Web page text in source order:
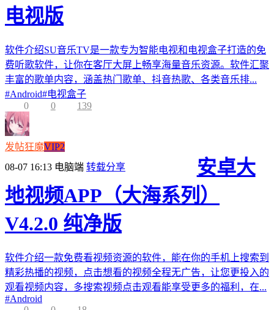
电视版
软件介绍SU音乐TV是一款专为智能电视和电视盒子打造的免
费听歌软件，让你在客厅大屏上畅享海量音乐资源。软件汇聚
丰富的歌单内容，涵盖热门歌单、抖音热歌、各类音乐排...
#Android#电视盒子
0
0 139
发帖狂魔VIP2
08-07 16:13 电脑端 转载分享
安卓大
地视频APP（大海系列）
V4.2.0 纯净版
软件介绍一款免费看视频资源的软件，能在你的手机上搜索到
精彩热播的视频，点击想看的视频全程无广告，让您更投入的
观看视频内容，多搜索视频点击观看能享受更多的福利，在...
#Android